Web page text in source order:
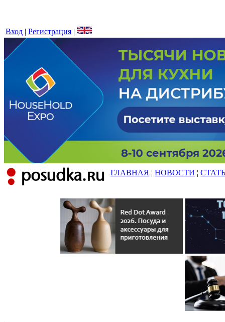
Вход | Регистрация |
ГЛАВНАЯ ¦ НОВОСТИ ¦